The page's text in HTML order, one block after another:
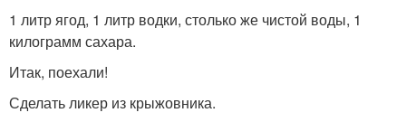
1 литр ягод, 1 литр водки, столько же чистой воды, 1
килограмм сахара.
Итак, поехали!
Сделать ликер из крыжовника.